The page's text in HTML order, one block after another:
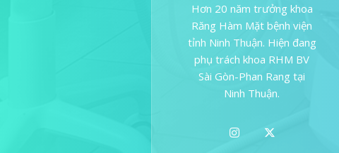
Hơn 20 năm trưởng khoa
Răng Hàm Mặt bệnh viện
tỉnh Ninh Thuận. Hiện đang
phụ trách khoa RHM BV
Sài Gòn-Phan Rang tại
Ninh Thuận.